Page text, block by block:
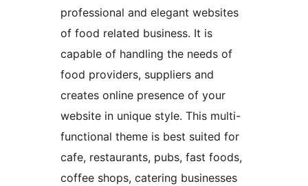
professional and elegant websites
of food related business. It is
capable of handling the needs of
food providers, suppliers and
creates online presence of your
website in unique style. This multi-
functional theme is best suited for
cafe, restaurants, pubs, fast foods,
coffee shops, catering businesses